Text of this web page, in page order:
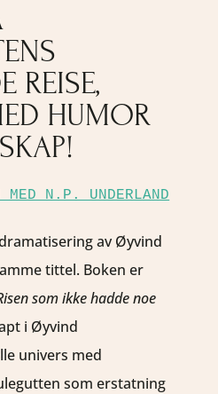
REISE,
HUMOR
N.P. UNDERLAND
av Øyvind
tittel. Boken er
som ikke hadde noe
i Øyvind
univers med
som erstatning